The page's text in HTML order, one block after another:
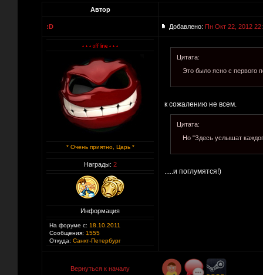
Автор
:D Добавлено: Пн Окт 22, 2012
* Очень приятно, Царь *
Награды: 2
Информация
На форуме с: 18.10.2011
Сообщения: 1555
Откуда: Санкт-Петербург
Цитата:
Это было ясно с первого
к сожалению не всем.
Цитата:
Но "Здесь услышат
.....и поглумятся!)
Вернуться к началу